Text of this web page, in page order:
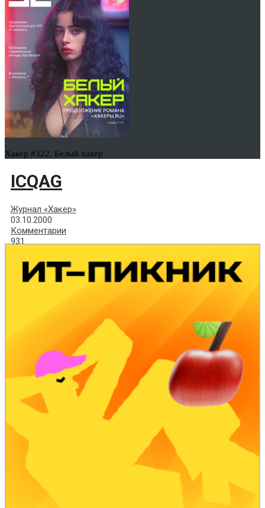
Хакер #322. Белый хакер
ICQAG
Журнал «Хакер»
03.10.2000
Комментарии
931